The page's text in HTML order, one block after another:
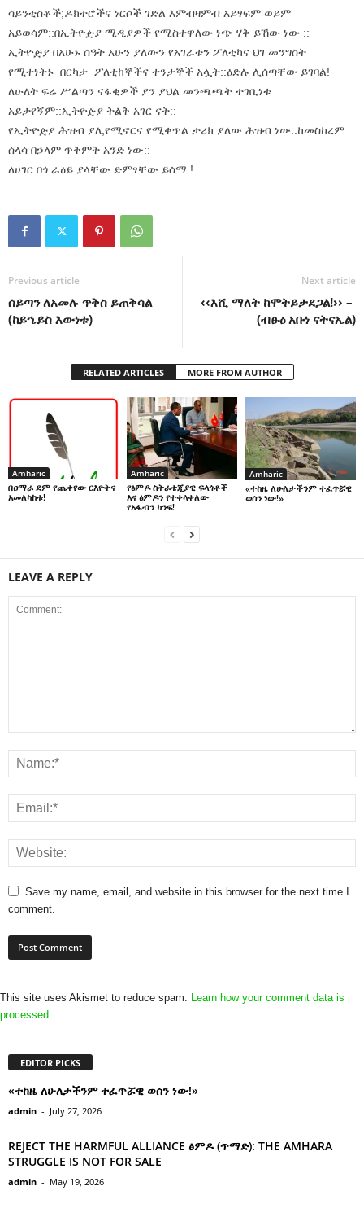
ሳይንቲስቶች;ዶክተሮችና ነርሶች ገድል እምብዛምብ አይፃፍም ወይም
አይወሳም::በኢትዮዽያ ሚዲያዎች የሚስተዋለው ነጭ ሃቅ ይኸው ነው ::
ኢትዮዽያ በአሁኑ ሰዓት አሁን ያለውን የአገራቱን ፖለቲካና ህገ መንግስት
የሚተነትኑ በርካታ ፖለቲከኞችና ተንታኞች አሏት::ዕድሉ ሊሰጣቸው ይገባል!
ለሁለት ፍሬ ሥልጣን ናፋቂዎች ያን ያህል መንጫጫት ተገቢነቱ
አይታየኝም::ኢትዮዽያ ትልቅ አገር ናት::
የኢትዮዽያ ሕዝብ ያለ;የሚኖርና የሚቀጥል ታሪክ ያለው ሕዝብ ነው::ከመስከረም
ሰላሳ በኃላም ጥቅምት አንድ ነው::
ለሀገር በጎ ራዕይ ያላቸው ድምፃቸው ይሰማ !
Previous article
ሰይጣን ለአመሉ ጥቅስ ይጠቅሳል
(ከይኄይስ እውነቱ)
Next article
‹‹እሺ ማለት ከሞትይታደጋል!›› –
(ብፁዕ አቡነ ናትናኤል)
RELATED ARTICLES MORE FROM AUTHOR
Amharic
በዐማራ ደም የጨቀየው ርእዮትና
አመለካከቱ!
Amharic
የፅምዶ ስትራቴጂያዊ ፍላጎቶች
እና ፅምዶን የተቀላቀለው
የአፋብን ክንፍ!
Amharic
«ተከዜ ለሁለታችንም ተፈጥሯዊ
ወሰን ነው!»
LEAVE A REPLY
Save my name, email, and website in this browser for the next time I
comment.
This site uses Akismet to reduce spam. Learn how your comment data is
processed.
EDITOR PICKS
«ተከዜ ለሁለታችንም ተፈጥሯዊ ወሰን ነው!»
admin - July 27, 2026
REJECT THE HARMFUL ALLIANCE ፅምዶ (ጥማድ): THE AMHARA
STRUGGLE IS NOT FOR SALE
admin - May 19, 2026